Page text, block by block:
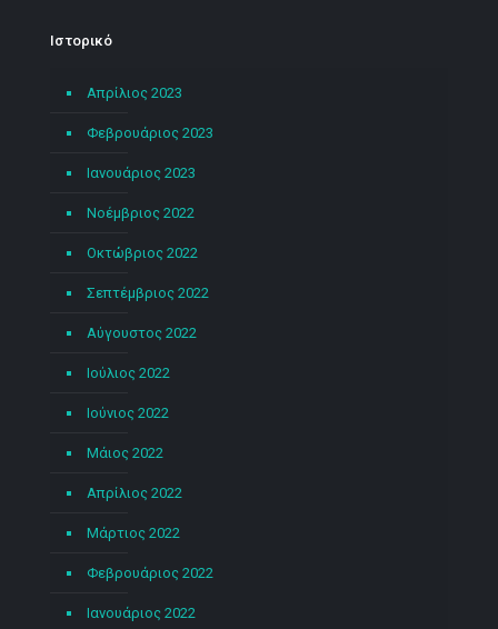
Ιστορικό
Απρίλιος 2023
Φεβρουάριος 2023
Ιανουάριος 2023
Νοέμβριος 2022
Οκτώβριος 2022
Σεπτέμβριος 2022
Αύγουστος 2022
Ιούλιος 2022
Ιούνιος 2022
Μάιος 2022
Απρίλιος 2022
Μάρτιος 2022
Φεβρουάριος 2022
Ιανουάριος 2022